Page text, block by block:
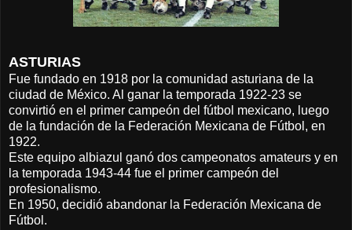
ASTURIAS
Fue fundado en 1918 por la comunidad asturiana de la
ciudad de México. Al ganar la temporada 1922-23 se
convirtió en el primer campeón del fútbol mexicano, luego
de la fundación de la Federación Mexicana de Fútbol, en
1922.
Este equipo albiazul ganó dos campeonatos amateurs y en
la temporada 1943-44 fue el primer campeón del
profesionalismo.
En 1950, decidió abandonar la Federación Mexicana de
Fútbol.